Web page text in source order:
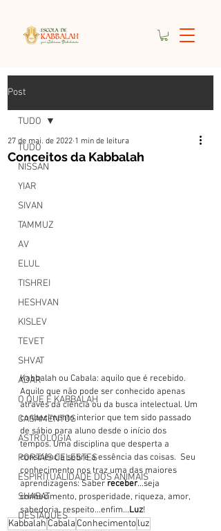
Post
TUDO
NISSAN
YIAR
SIVAN
TAMMUZ
AV
ELUL
TISHREI
HESHVAN
KISLEV
TEVET
SHVAT
ADAR
O QUE É KABBALAH
CASAMENTOS
ASTROLOGIA
PORTAIS CELESTES
ESPIRITUALIDADE DOS ANIMAIS
SHABAT
DESTAQUES
TUDO
Conceitos da Kabbalah
27 de mai. de 2022 1 min de leitura
Kabbalah ou Cabala: aquilo que é recebido.
Aquilo que não pode ser conhecido apenas
através da ciência ou da busca intelectual. Um
conhecimento interior que tem sido passado
de sábio para aluno desde o início dos
tempos. Uma disciplina que desperta a
consciência sobre a essência das coisas.  Seu
conhecimento nos traz uma das maiores
aprendizagens: Saber receber...seja
conhecimento, prosperidade, riqueza, amor,
sabedoria, respeito...enfim...Luz!
Kabbalah Cabala Conhecimentoluz